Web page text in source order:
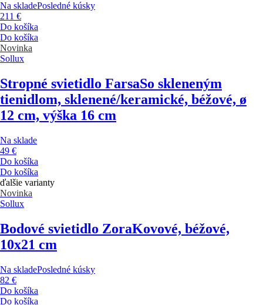
Na skladePosledné kúsky
211 €
Do košíka
Do košíka
Novinka
Sollux
Stropné svietidlo FarsaSo skleneným
tienidlom, sklenené/keramické, béžové, ø
12 cm, výška 16 cm
Na sklade
49 €
Do košíka
Do košíka
ďalšie varianty
Novinka
Sollux
Bodové svietidlo ZoraKovové, béžové,
10x21 cm
Na skladePosledné kúsky
82 €
Do košíka
Do košíka